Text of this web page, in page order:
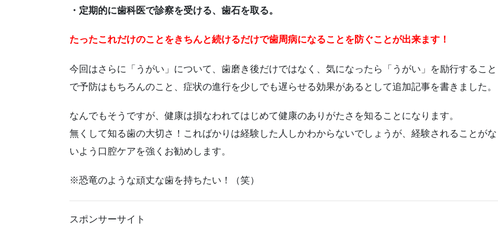
・定期的に歯科医で診察を受ける、歯石を取る。
たったこれだけのことをきちんと続けるだけで歯周病になることを防ぐことが出来ます！
今回はさらに「うがい」について、歯磨き後だけではなく、気になったら「うがい」を励行すること
で予防はもちろんのこと、症状の進行を少しでも遅らせる効果があるとして追加記事を書きました。
なんでもそうですが、健康は損なわれてはじめて健康のありがたさを知ることになります。
無くして知る歯の大切さ！こればかりは経験した人しかわからないでしょうが、経験されることがな
いよう口腔ケアを強くお勧めします。
※恐竜のような頑丈な歯を持ちたい！（笑）
スポンサーサイト